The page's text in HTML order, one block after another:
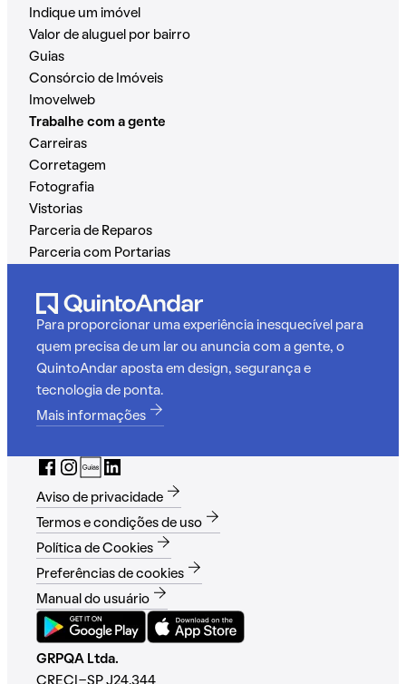
Indique um imóvel
Valor de aluguel por bairro
Guias
Consórcio de Imóveis
Imovelweb
Trabalhe com a gente
Carreiras
Corretagem
Fotografia
Vistorias
Parceria de Reparos
Parceria com Portarias
Para proporcionar uma experiência inesquecível para
quem precisa de um lar ou anuncia com a gente, o
QuintoAndar aposta em design, segurança e
tecnologia de ponta.
Mais informações
Aviso de privacidade
Termos e condições de uso
Política de Cookies
Preferências de cookies
Manual do usuário
GRPQA Ltda.